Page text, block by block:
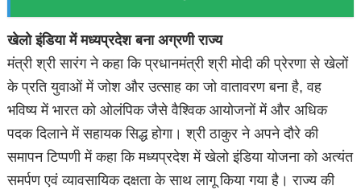
खेलो इंडिया में मध्यप्रदेश बना अग्रणी राज्य
मंत्री श्री सारंग ने कहा कि प्रधानमंत्री श्री मोदी की प्रेरणा से खेलों
के प्रति युवाओं में जोश और उत्साह का जो वातावरण बना है, वह
भविष्य में भारत को ओलंपिक जैसे वैश्विक आयोजनों में और अधिक
पदक दिलाने में सहायक सिद्ध होगा। श्री ठाकुर ने अपने दौरे की
समापन टिप्पणी में कहा कि मध्यप्रदेश में खेलो इंडिया योजना को अत्यंत
समर्पण एवं व्यावसायिक दक्षता के साथ लागू किया गया है। राज्य की